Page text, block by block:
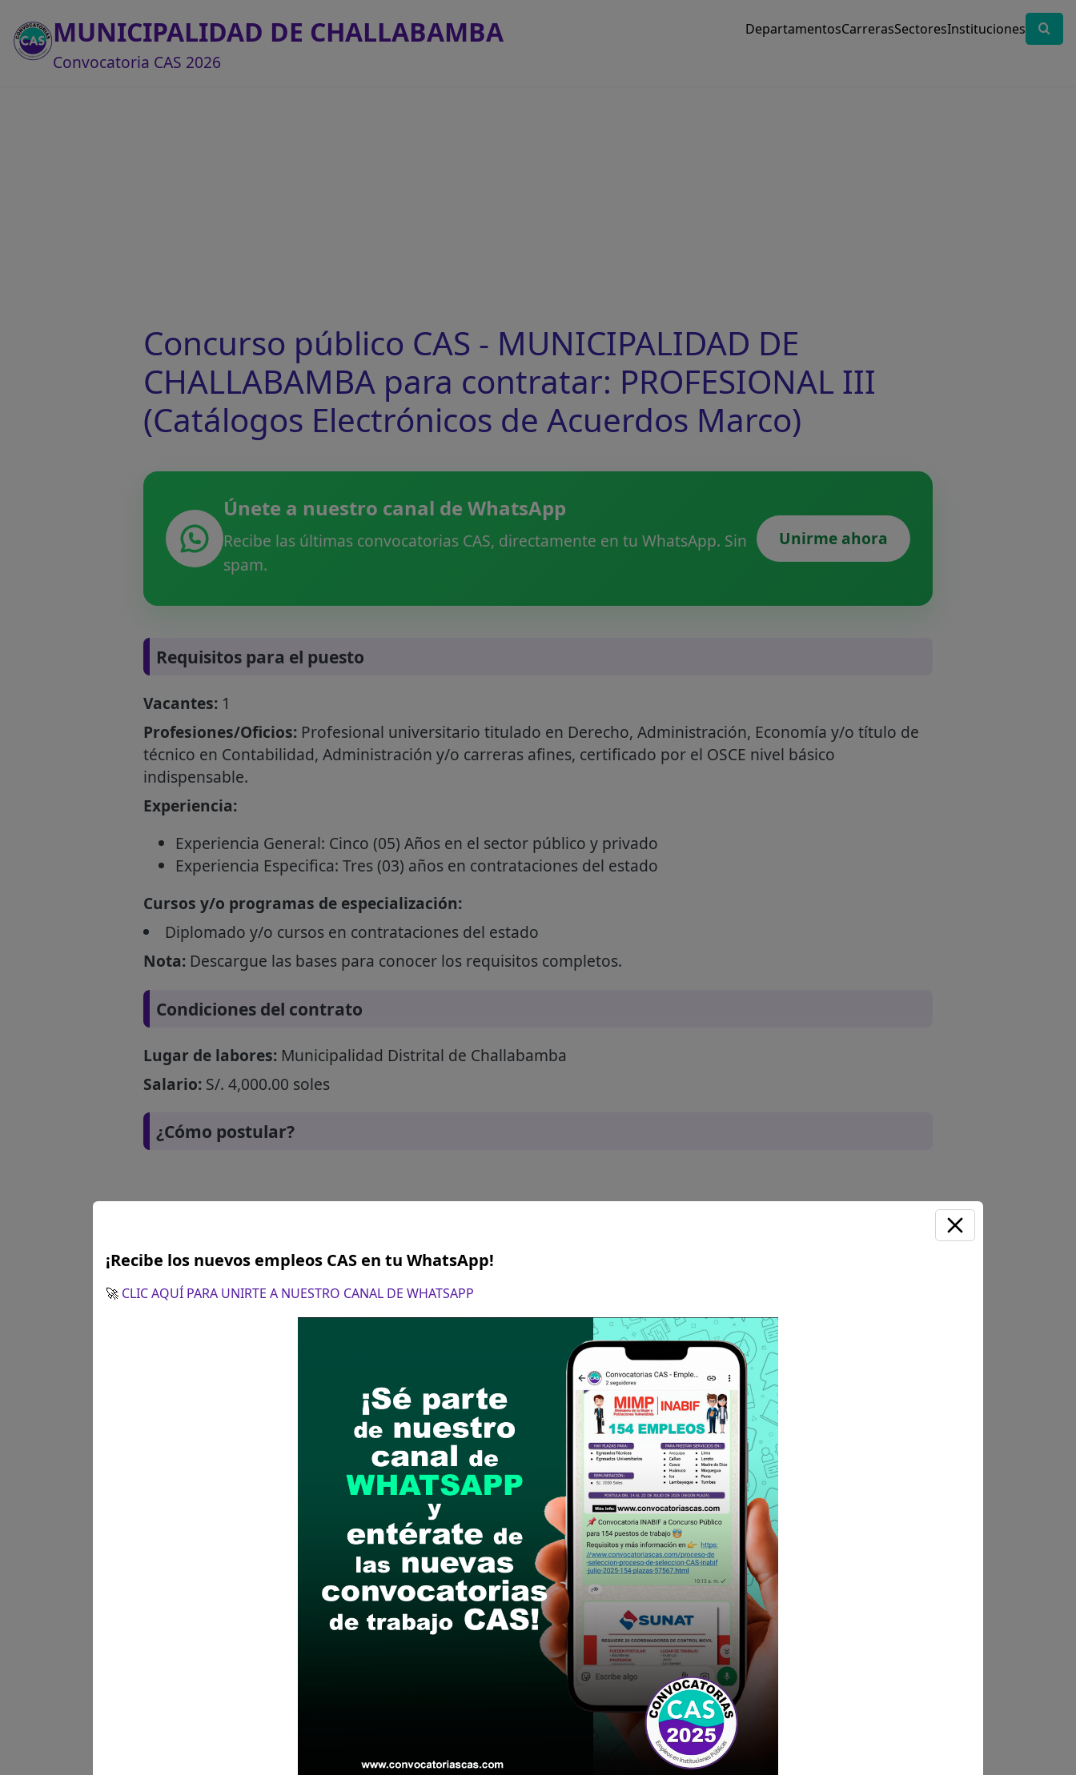
MUNICIPALIDAD DE CHALLABAMBA
Convocatoria CAS 2026
DepartamentosCarrerasSectoresInstituciones
Concurso público CAS - MUNICIPALIDAD DE
CHALLABAMBA para contratar: PROFESIONAL III
(Catálogos Electrónicos de Acuerdos Marco)
Únete a nuestro canal de WhatsApp
Recibe las últimas convocatorias CAS, directamente en tu WhatsApp. Sin
spam.
Unirme ahora
Requisitos para el puesto
Vacantes:1
Profesiones/Oficios:Profesional universitario titulado en Derecho, Administración, Economía y/o título de
técnico en Contabilidad, Administración y/o carreras afines, certificado por el OSCE nivel básico
indispensable.
Experiencia:
Experiencia General: Cinco (05) Años en el sector público y privado
Experiencia Especifica: Tres (03) años en contrataciones del estado
Cursos y/o programas de especialización:
Diplomado y/o cursos en contrataciones del estado
Nota:Descargue las bases para conocer los requisitos completos.
Condiciones del contrato
Lugar de labores:Municipalidad Distrital de Challabamba
Salario:S/. 4,000.00 soles
¿Cómo postular?
28 de abril del 2025
Hora: 08:00 am a 1:00 pm y de 02:00 pm a 05:00 pm
Presentación de la hoja de vida documentada fisicamente en folder manila debidamente
rotulado en sobre cerrado, por mesa de partes de la municipalidad Distrital de Challabamba, ubicado en la
plaza de armas Challabamba S/N Challabamba - Paucartambo - Cusco y por mesa de partes virtual de la
POSTULA AQUÍ
Recomendaciones para postular
Descarga y revisa a detalle las bases del concurso público
Antes de postular, verifica si cumples con los requisitos para el puesto
Prepara tu documentación y presentalo en la fechas y por los medios que indica las bases
Revisar el cronograma para conocer cuando se publicará los resultados
¡Recibe los nuevos empleos CAS en tu WhatsApp!
🚀 CLIC AQUÍ PARA UNIRTE A NUESTRO CANAL DE WHATSAPP